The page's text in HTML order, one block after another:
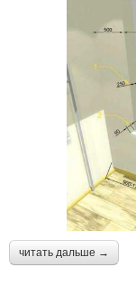
читать дальше →